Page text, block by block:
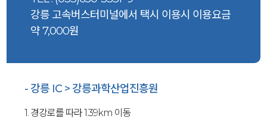
강릉 고속버스터미널에서 택시 이용시 이용요금
약 7,000원
- 강릉 IC > 강릉과학산업진흥원
1. 경강로를 따라 1.39km 이동